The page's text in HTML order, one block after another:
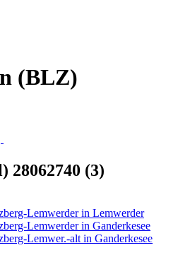
(BLZ)
28062740 (3)
Lemwerder in Lemwerder
Lemwerder in Ganderkesee
Lemwer.-alt in Ganderkesee